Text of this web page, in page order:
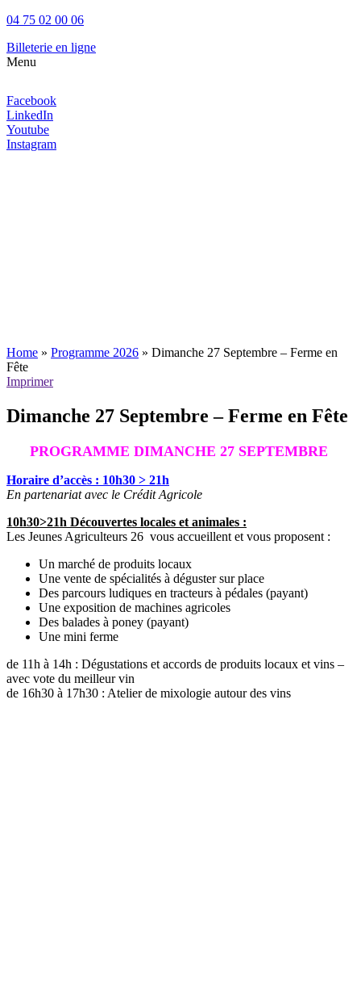
04 75 02 00 06
Billeterie en ligne
Menu
contenu
Facebook
LinkedIn
Youtube
Instagram
Home » Programme 2026 » Dimanche 27 Septembre – Ferme en
Fête
Imprimer
Dimanche 27 Septembre – Ferme en Fête
PROGRAMME DIMANCHE 27 SEPTEMBRE
Horaire d’accès : 10h30 > 21h
En partenariat avec le Crédit Agricole
10h30>21h Découvertes locales et animales :
Les Jeunes Agriculteurs 26 vous accueillent et vous proposent :
Un marché de produits locaux
Une vente de spécialités à déguster sur place
Des parcours ludiques en tracteurs à pédales (payant)
Une exposition de machines agricoles
Des balades à poney (payant)
Une mini ferme
de 11h à 14h : Dégustations et accords de produits locaux et vins –
avec vote du meilleur vin
de 16h30 à 17h30 : Atelier de mixologie autour des vins